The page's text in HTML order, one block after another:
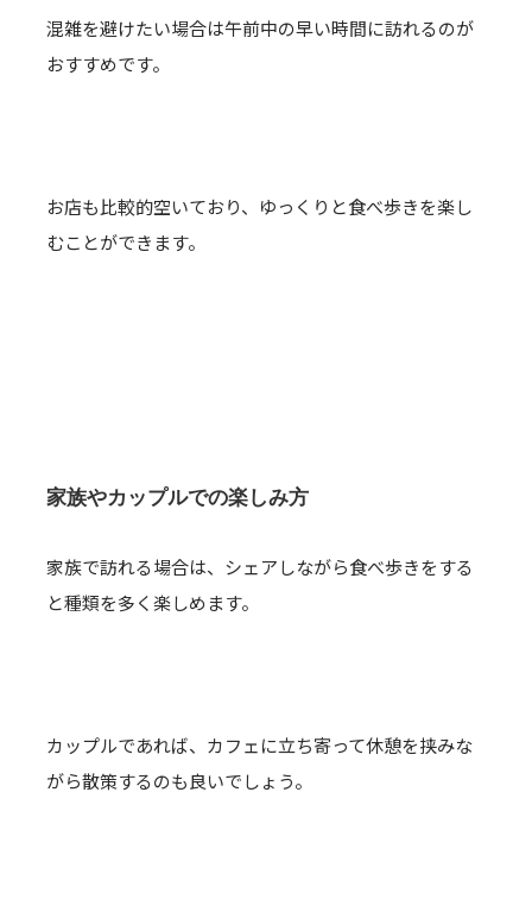
混雑を避けたい場合は午前中の早い時間に訪れるのが
おすすめです。
お店も比較的空いており、ゆっくりと食べ歩きを楽し
むことができます。
家族やカップルでの楽しみ方
家族で訪れる場合は、シェアしながら食べ歩きをする
と種類を多く楽しめます。
カップルであれば、カフェに立ち寄って休憩を挟みな
がら散策するのも良いでしょう。